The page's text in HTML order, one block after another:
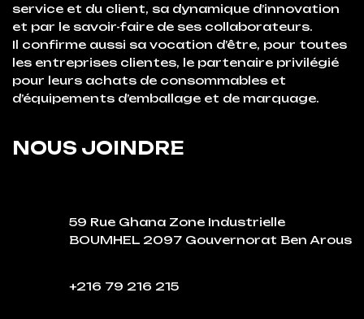
service et du client, sa dynamique d’innovation
et par le savoir-faire de ses collaborateurs.
Il confirme aussi sa vocation d’être, pour toutes
les entreprises clientes, le partenaire privilégié
pour leurs achats de consommables et
d’équipements d’emballage et de marquage.
NOUS JOINDRE
59 Rue Ghana Zone Industrielle
BOUMHEL 2097 Gouvernorat Ben Arous
+216 79 216 215